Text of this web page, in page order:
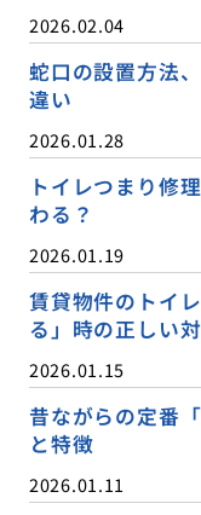
2026.02.04
蛇口の設置方法
違い
2026.01.28
トイレつまり修
わる？
2026.01.19
賃貸物件のトイ
る」時の正しい
2026.01.15
昔ながらの定番
と特徴
2026.01.11